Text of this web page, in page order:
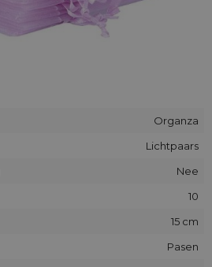
Organza
Lichtpaars
Nee
10
15 cm
Pasen